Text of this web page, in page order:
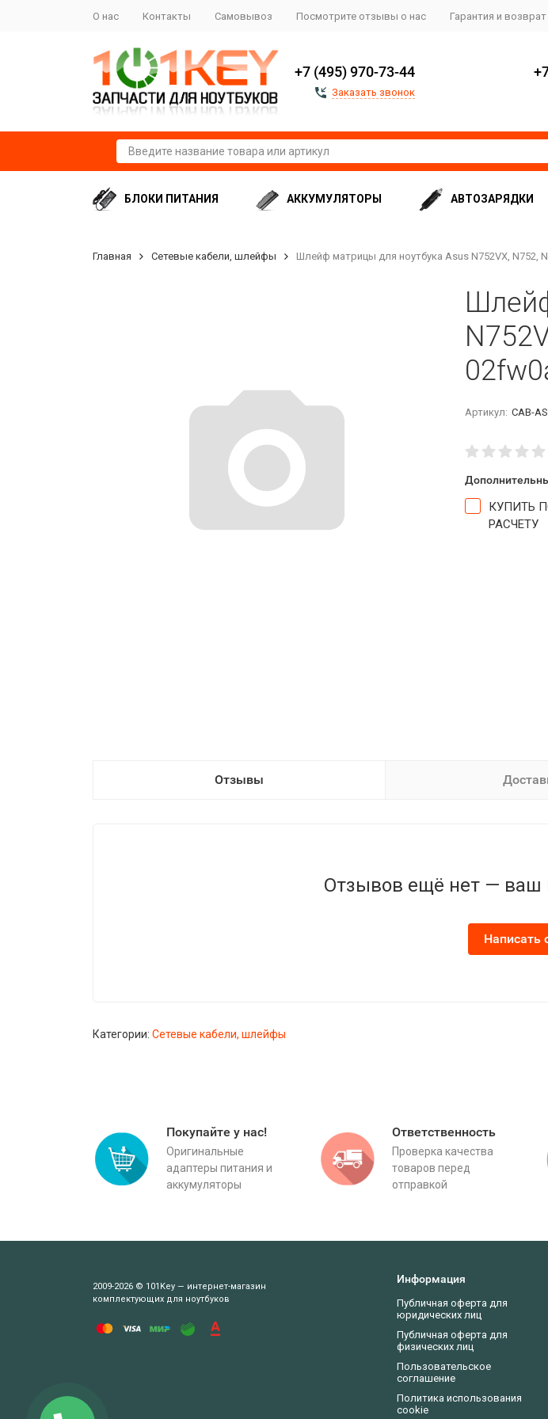
О нас Контакты Самовывоз Посмотрите отзывы о нас Гарантия и возврат
+7 (495) 970-73-44
Заказать звонок
БЛОКИ ПИТАНИЯ АККУМУЛЯТОРЫ АВТОЗАРЯДКИ
Главная Сетевые кабели, шлейфы Шлейф матрицы для ноутбука Asus N752VX, N752,
Артикул: CAB-
КУПИТЬ
РАСЧЕТУ
Отзывы
Отзывов ещё нет — ваш
Написать
Категории: Сетевые кабели, шлейфы
Покупайте у нас!
Оригинальные
адаптеры питания и
аккумуляторы
Ответственность
Проверка качества
товаров перед
отправкой
2009-2026 © 101Key — интернет-магазин
комплектующих для ноутбуков
Информация
Публичная оферта для
юридических лиц
Публичная оферта для
физических лиц
Пользовательское
соглашение
Политика использования
cookie